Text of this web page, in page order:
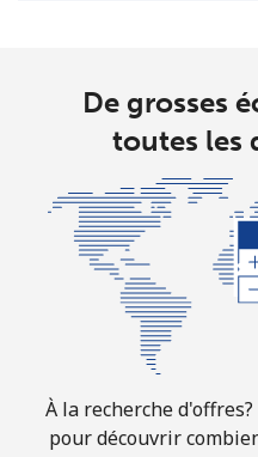
⁦1.6¢⁩
De grosses
toutes les
À la recherche
pour découvrir